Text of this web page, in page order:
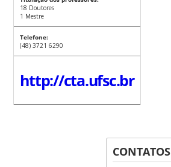
18 Doutores
1 Mestre
Telefone:
(48) 3721 6290
http://cta.ufsc.br
CONTATOS